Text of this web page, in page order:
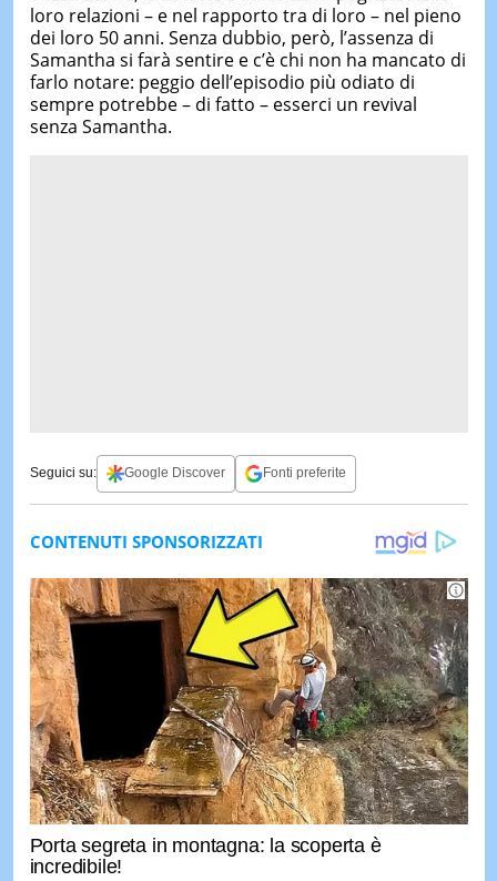
loro relazioni – e nel rapporto tra di loro – nel pieno
dei loro 50 anni. Senza dubbio, però, l’assenza di
Samantha si farà sentire e c’è chi non ha mancato di
farlo notare: peggio dell’episodio più odiato di
sempre potrebbe – di fatto – esserci un revival
senza Samantha.
Seguici su: Google Discover Fonti preferite